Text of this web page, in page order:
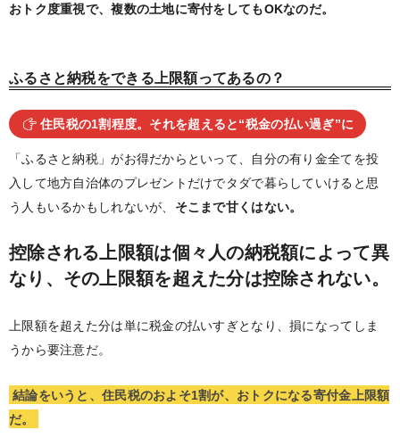
おトク度重視で、複数の土地に寄付をしてもOKなのだ。
ふるさと納税をできる上限額ってあるの？
住民税の1割程度。それを超えると“税金の払い過ぎ”に
「ふるさと納税」がお得だからといって、自分の有り金全てを投
入して地方自治体のプレゼントだけでタダで暮らしていけると思
う人もいるかもしれないが、 そこまで甘くはない。
控除される上限額は個々人の納税額によって異
なり、その上限額を超えた分は控除されない。
上限額を超えた分は単に税金の払いすぎとなり、損になってしま
うから要注意だ。
結論をいうと、住民税のおよそ1割が、おトクになる寄付金上限額
だ。